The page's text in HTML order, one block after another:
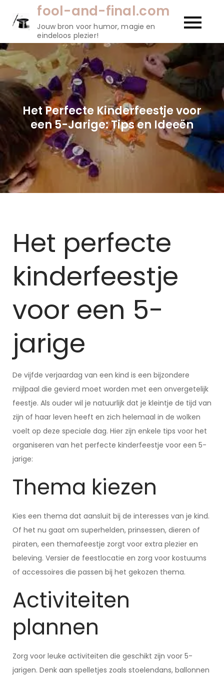
gaan
fool-and-final.com
Jouw bron voor humor, magie en
eindeloos plezier!
Het Perfecte Kinderfeestje voor
een 5-Jarige: Tips en Ideeën
Het perfecte
kinderfeestje
voor een 5-
jarige
De vijfde verjaardag van een kind is een bijzondere
mijlpaal die gevierd moet worden met een onvergetelijk
feestje. Als ouder wil je natuurlijk dat je kleintje de tijd van
zijn of haar leven heeft en zich helemaal in de wolken
voelt op deze speciale dag. Hier zijn enkele tips voor het
organiseren van het perfecte kinderfeestje voor een 5-
jarige:
Thema kiezen
Kies een thema dat aansluit bij de interesses van je kind.
Of het nu gaat om superhelden, prinsessen, dieren of
piraten, een themafeestje zorgt voor extra plezier en
beleving. Versier de feestlocatie en zorg voor kostuums
of accessoires die passen bij het gekozen thema.
Activiteiten
plannen
Zorg voor leuke activiteiten die geschikt zijn voor 5-
jarigen. Denk aan spelletjes zoals stoelendans, ballonnen